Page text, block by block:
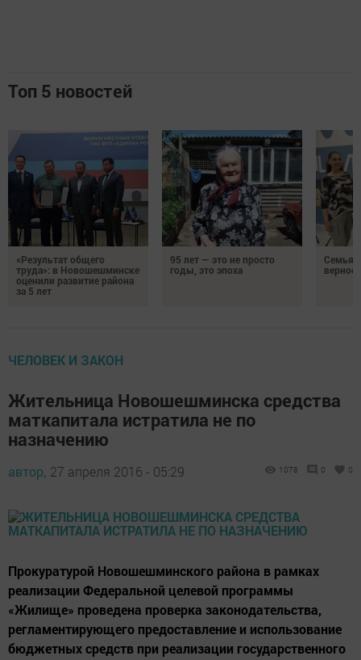
Топ 5 новостей
«Результат общего
труда»: в Новошешминске
оценили развитие района
за 5 лет
95 лет — это не просто
годы, это эпоха
Семья
ЧЕЛОВЕК И ЗАКОН
Жительница Новошешминска средства
маткапитала истратила не по
назначению
автор, 27 апреля 2016 - 05:29 1078 0 0
Прокуратурой Новошешминского района в рамках
реализации Федеральной целевой программы
«Жилище» проведена проверка законодательства,
регламентирующего предоставление и использование
бюджетных средств при реализации государственного